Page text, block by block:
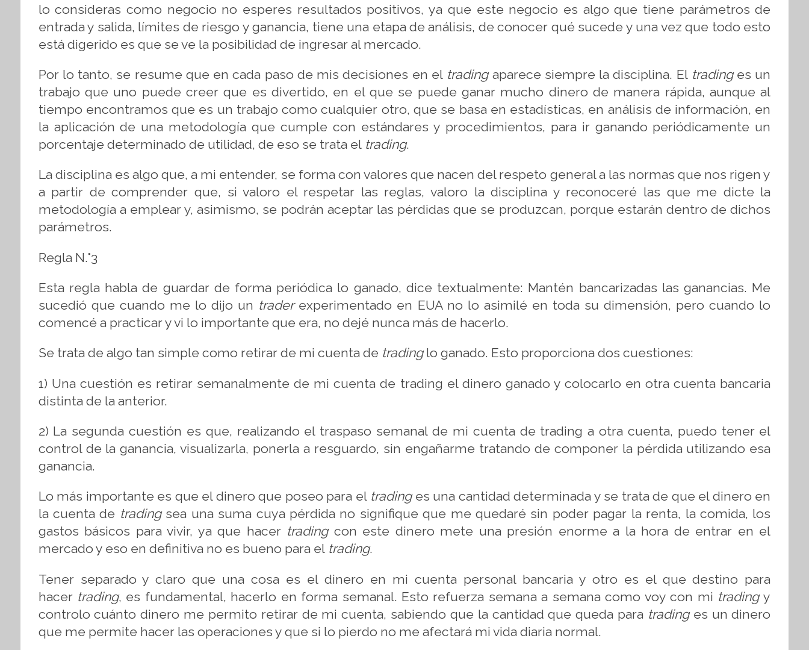
lo consideras como negocio no esperes resultados positivos, ya que este negocio es algo que tiene parámetros de
entrada y salida, límites de riesgo y ganancia, tiene una etapa de análisis, de conocer qué sucede y una vez que todo esto
está digerido es que se ve la posibilidad de ingresar al mercado.
Por lo tanto, se resume que en cada paso de mis decisiones en el tradingaparece siempre la disciplina. El tradinges un
trabajo que uno puede creer que es divertido, en el que se puede ganar mucho dinero de manera rápida, aunque al
tiempo encontramos que es un trabajo como cualquier otro, que se basa en estadísticas, en análisis de información, en
la aplicación de una metodología que cumple con estándares y procedimientos, para ir ganando periódicamente un
porcentaje determinado de utilidad, de eso se trata el trading.
La disciplina es algo que, a mi entender, se forma con valores que nacen del respeto general a las normas que nos rigen y
a partir de comprender que, si valoro el respetar las reglas, valoro la disciplina y reconoceré las que me dicte la
metodología a emplear y, asimismo, se podrán aceptar las pérdidas que se produzcan, porque estarán dentro de dichos
parámetros.
Regla N.°3
Esta regla habla de guardar de forma periódica lo ganado, dice textualmente: Mantén bancarizadas las ganancias. Me
sucedió que cuando me lo dijo un traderexperimentado en EUA no lo asimilé en toda su dimensión, pero cuando lo
comencé a practicar y vi lo importante que era, no dejé nunca más de hacerlo.
Se trata de algo tan simple como retirar de mi cuenta de tradinglo ganado. Esto proporciona dos cuestiones:
1) Una cuestión es retirar semanalmente de mi cuenta de trading el dinero ganado y colocarlo en otra cuenta bancaria
distinta de la anterior.
2) La segunda cuestión es que, realizando el traspaso semanal de mi cuenta de trading a otra cuenta, puedo tener el
control de la ganancia, visualizarla, ponerla a resguardo, sin engañarme tratando de componer la pérdida utilizando esa
ganancia.
Lo más importante es que el dinero que poseo para el tradinges una cantidad determinada y se trata de que el dinero en
la cuenta de tradingsea una suma cuya pérdida no signifique que me quedaré sin poder pagar la renta, la comida, los
gastos básicos para vivir, ya que hacer tradingcon este dinero mete una presión enorme a la hora de entrar en el
mercado y eso en definitiva no es bueno para el trading.
Tener separado y claro que una cosa es el dinero en mi cuenta personal bancaria y otro es el que destino para
hacer trading, es fundamental, hacerlo en forma semanal. Esto refuerza semana a semana como voy con mi tradingy
controlo cuánto dinero me permito retirar de mi cuenta, sabiendo que la cantidad que queda para tradinges un dinero
que me permite hacer las operaciones y que si lo pierdo no me afectará mi vida diaria normal.